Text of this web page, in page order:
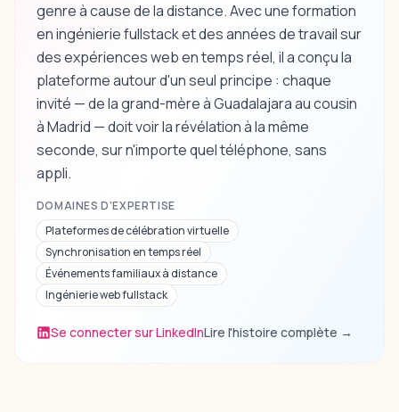
genre à cause de la distance. Avec une formation
en ingénierie fullstack et des années de travail sur
des expériences web en temps réel, il a conçu la
plateforme autour d'un seul principe : chaque
invité — de la grand-mère à Guadalajara au cousin
à Madrid — doit voir la révélation à la même
seconde, sur n'importe quel téléphone, sans
appli.
DOMAINES D'EXPERTISE
Plateformes de célébration virtuelle
Synchronisation en temps réel
Événements familiaux à distance
Ingénierie web fullstack
Se connecter sur LinkedInLire l'histoire complète →